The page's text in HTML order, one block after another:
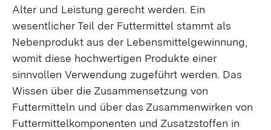
Alter und Leistung gerecht werden. Ein
wesentlicher Teil der Futtermittel stammt als
Nebenprodukt aus der Lebensmittelgewinnung,
womit diese hochwertigen Produkte einer
sinnvollen Verwendung zugeführt werden. Das
Wissen über die Zusammensetzung von
Futtermitteln und über das Zusammenwirken von
Futtermittelkomponenten und Zusatzstoffen in